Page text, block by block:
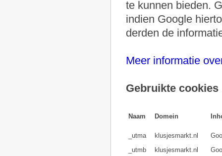
te kunnen bieden.
indien Google
derden de
Meer informatie
Gebruikte cookies
Naam Domein
_utma klusjesmarkt.nl
_utmb
klusjesmarkt.nl